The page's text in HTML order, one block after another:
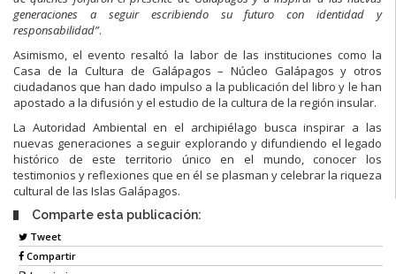
generaciones a seguir escribiendo su futuro con identidad y
responsabilidad”.
Asimismo, el evento resaltó la labor de las instituciones como la
Casa de la Cultura de Galápagos – Núcleo Galápagos y otros
ciudadanos que han dado impulso a la publicación del libro y le han
apostado a la difusión y el estudio de la cultura de la región insular.
La Autoridad Ambiental en el archipiélago busca inspirar a las
nuevas generaciones a seguir explorando y difundiendo el legado
histórico de este territorio único en el mundo, conocer los
testimonios y reflexiones que en él se plasman y celebrar la riqueza
cultural de las Islas Galápagos.
Comparte esta publicación:
Tweet
Compartir